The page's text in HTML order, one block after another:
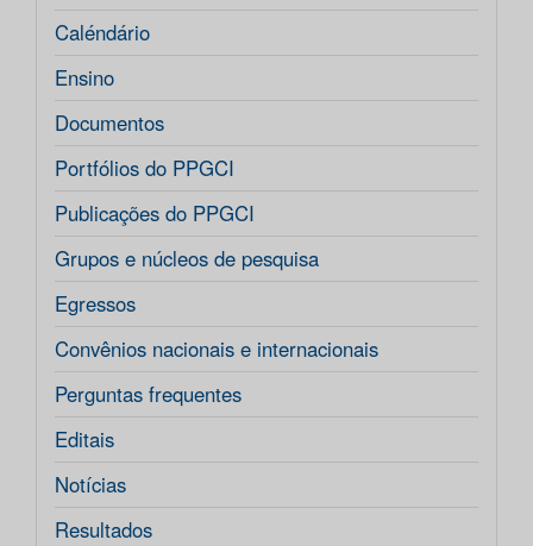
Caléndário
Ensino
Documentos
Portfólios do PPGCI
Publicações do PPGCI
Grupos e núcleos de pesquisa
Egressos
Convênios nacionais e internacionais
Perguntas frequentes
Editais
Notícias
Resultados